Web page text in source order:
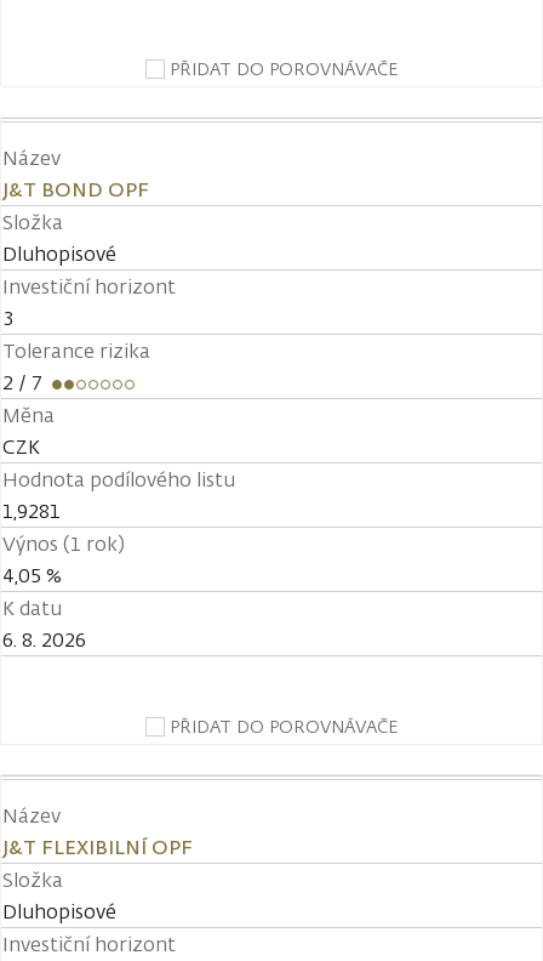
PŘIDAT DO POROVNÁVAČE
Název
J&T BOND OPF
Složka
Dluhopisové
Investiční horizont
3
Tolerance rizika
2 / 7
Měna
CZK
Hodnota podílového listu
1,9281
Výnos (1 rok)
4,05 %
K datu
6. 8. 2026
PŘIDAT DO POROVNÁVAČE
Název
J&T FLEXIBILNÍ OPF
Složka
Dluhopisové
Investiční horizont